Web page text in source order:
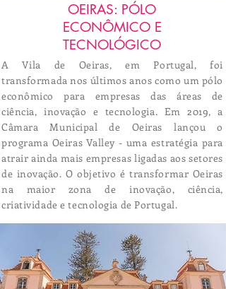
OEIRAS: PÓLO
ECONÔMICO E
TECNOLÓGICO
A Vila de Oeiras, em Portugal, foi
transformada nos últimos anos como um pólo
econômico para empresas das áreas de
ciência, inovação e tecnologia. Em 2019, a
Câmara Municipal de Oeiras lançou o
programa Oeiras Valley - uma estratégia para
atrair ainda mais empresas ligadas aos setores
de inovação. O objetivo é transformar Oeiras
na maior zona de inovação, ciência,
criatividade e tecnologia de Portugal.